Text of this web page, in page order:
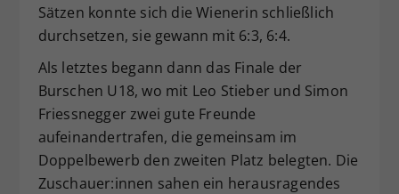
Sätzen konnte sich die Wienerin schließlich
durchsetzen, sie gewann mit 6:3, 6:4.
Als letztes begann dann das Finale der
Burschen U18, wo mit Leo Stieber und Simon
Friessnegger zwei gute Freunde
aufeinandertrafen, die gemeinsam im
Doppelbewerb den zweiten Platz belegten. Die
Zuschauer:innen sahen ein herausragendes